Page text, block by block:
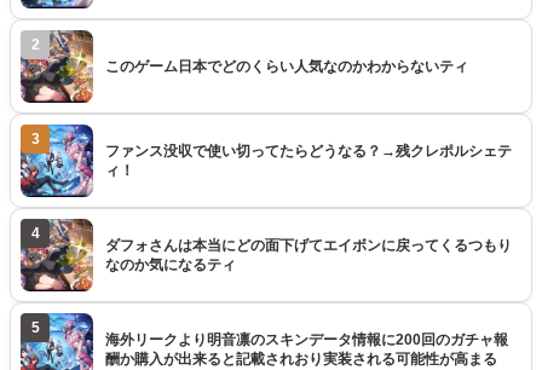
2
このゲーム日本でどのくらい人気なのかわからないティ
3
ファンス没収で使い切ってたらどうなる？→残クレポルシェテ
ィ！
4
ダフォさんは本当にどの面下げてエイボンに戻ってくるつもり
なのか気になるティ
5
海外リークより明音凛のスキンデータ情報に200回のガチャ報
酬か購入が出来ると記載されおり実装される可能性が高まる